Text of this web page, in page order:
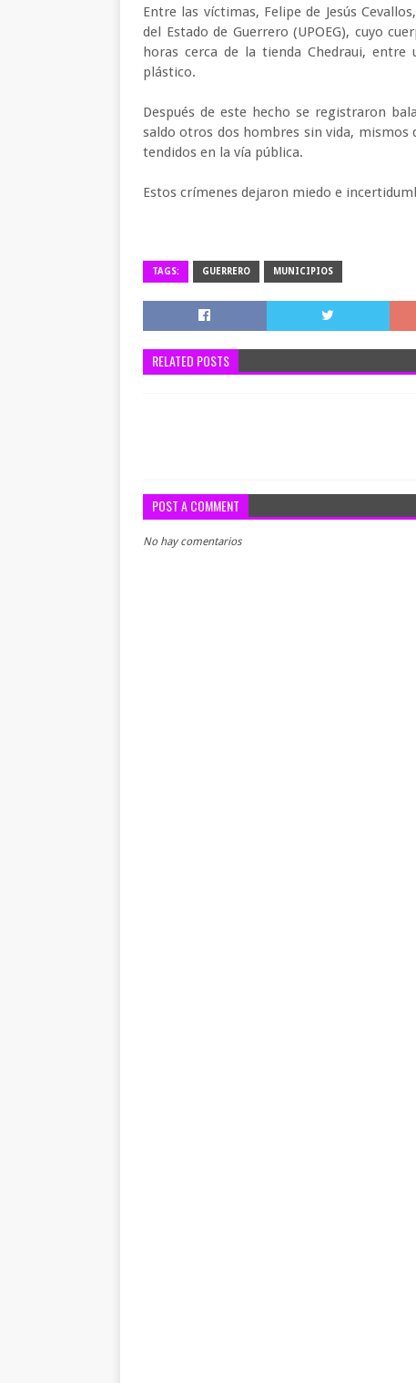
Entre las víctimas, Felipe de Jesús
del Estado de Guerrero (UPOEG), cuyo
horas cerca de la tienda Chedraui,
plástico.
Después de este hecho se registraron
saldo otros dos hombres sin vida, mismos
tendidos en la vía pública.
Estos crímenes dejaron miedo e
TAGS: GUERRERO MUNICIPIOS
RELATED POSTS
POST A COMMENT
No hay comentarios